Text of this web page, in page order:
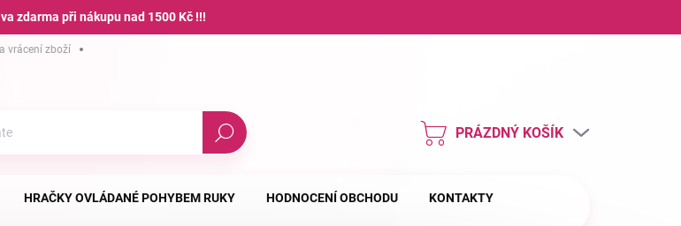
zdarma při nákupu nad 1500 Kč !!!
vrácení zboží
Hledat
NÁKUPNÍ
PRÁZDNÝ KOŠÍK
HRAČKY OVLÁDANÉ POHYBEM RUKY HODNOCENÍ OBCHODU KONTAKTY